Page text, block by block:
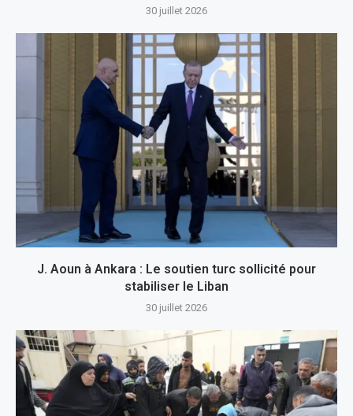
30 juillet 2026
J. Aoun à Ankara : Le soutien turc sollicité pour
stabiliser le Liban
30 juillet 2026